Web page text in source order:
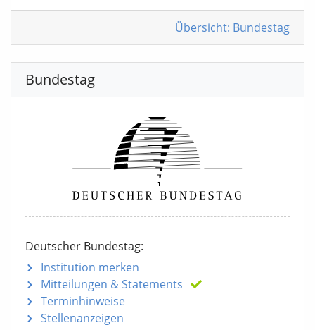
Übersicht: Bundestag
Bundestag
Deutscher Bundestag:
Institution merken
Mitteilungen & Statements
Terminhinweise
Stellenanzeigen